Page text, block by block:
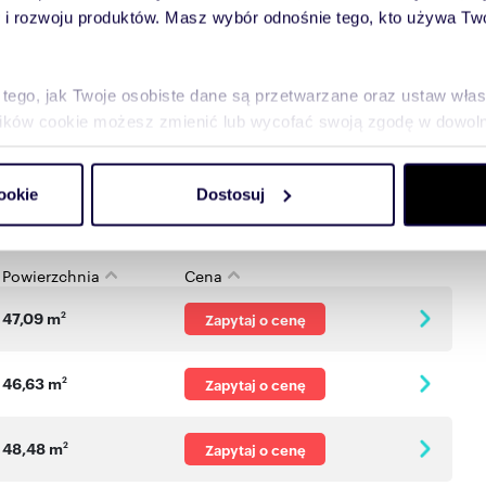
rozwoju produktów. Masz wybór odnośnie tego, kto używa
jak Twoje osobiste dane są przetwarzane oraz ustaw
cookie możesz zmienić lub wycofać swoją zgodę w
o tym, jak korzystasz z naszej witryny, udostępniamy
mogą połączyć te informacje z innymi danymi
z ich usług.
Dostosuj
Powierzchnia
Cena
47,09 m2 Zapytaj o cenę
46,63 m2 Zapytaj o cenę
48,48 m2 Zapytaj o cenę